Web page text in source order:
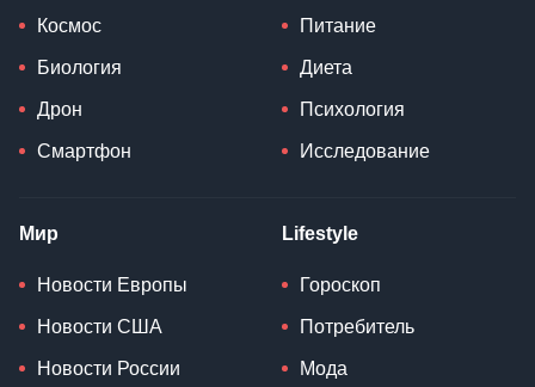
Космос
Биология
Дрон
Смартфон
Питание
Диета
Психология
Исследование
Мир
Новости Европы
Новости США
Новости России
Lifestyle
Гороскоп
Потребитель
Мода